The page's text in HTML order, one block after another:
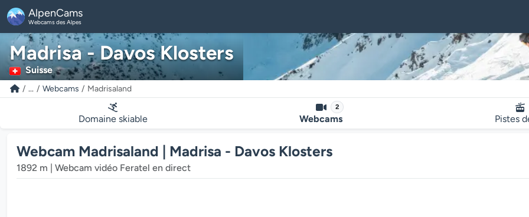
AlpenCams
Webcams des Alpes
Madrisa - Davos Klosters
Suisse
... Webcams Madrisaland
Domaine skiable
2
Webcams Pistes
Webcam Madrisaland | Madrisa - Davos Klosters
1892 m | Webcam vidéo Feratel en direct